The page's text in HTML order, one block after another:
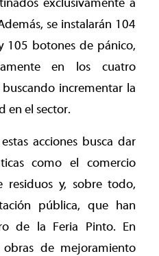
exclusivamente a
se instalarán 104
105 botones de pánico,
en los cuatro
incrementar la
en el sector.
acciones busca dar
como el comercio
residuos y, sobre todo,
pública, que han
de la Feria Pinto. En
de mejoramiento